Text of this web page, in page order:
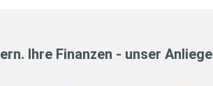
Ihre Finanzen - unser